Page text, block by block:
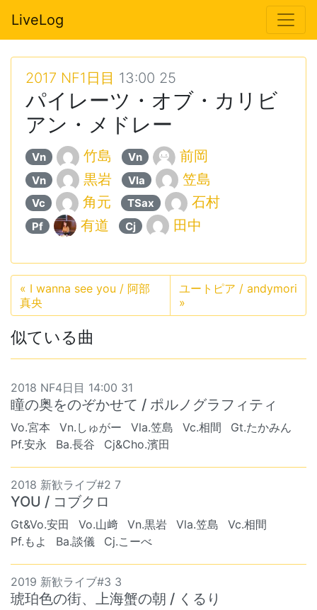
LiveLog
2017 NF1日目 13:00 25
パイレーツ・オブ・カリビ
アン・メドレー
Vn 竹島 Vn 前岡
Vn 黒岩 Vla 笠島
Vc 角元 TSax 石村
Pf 有道 Cj 田中
« I wanna see you / 阿部
真央
ユートピア / andymori
»
似ている曲
2018 NF4日目 14:00 31
瞳の奥をのぞかせて / ポルノグラフィティ
Vo.宮本 Vn.しゅがー Vla.笠島 Vc.相間
Gt.たかみん
Pf.安永
Ba.長谷 Cj&Cho.濱田
2018 新歓ライブ#2 7
YOU / コブクロ
Gt&Vo.安田 Vo.山﨑 Vn.黒岩 Vla.笠島
Vc.相間
Pf.もよ
Ba.談儀 Cj.こーべ
2019 新歓ライブ#3 3
琥珀色の街、上海蟹の朝 / くるり